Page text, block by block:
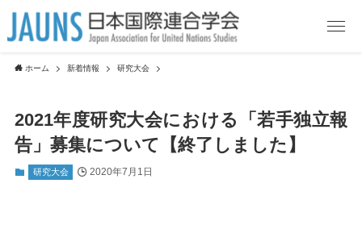
ホーム 新着情報 研究大会
2021年度研究大会における「若手独立報
告」募集について【終了しました】
研究大会 2020年7月1日